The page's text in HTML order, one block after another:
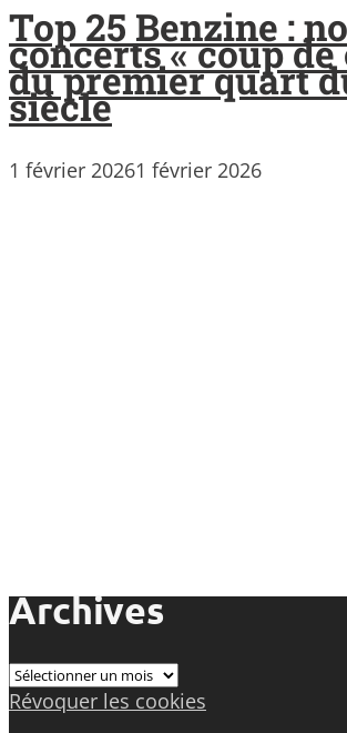
Top 25 Benzine :
concerts « coup de
du premier quart
siècle
1 février 20261 février 2026
Archives
Archives
Révoquer les cookies